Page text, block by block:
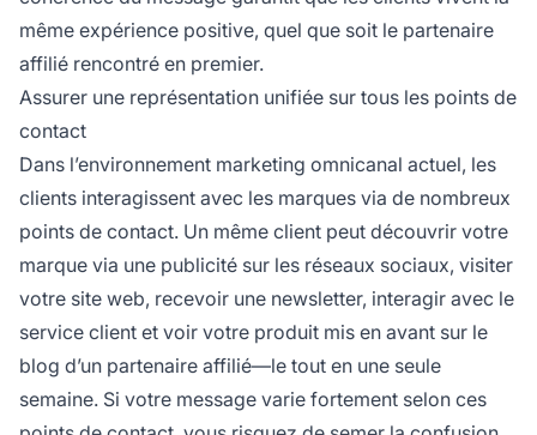
même expérience positive, quel que soit le partenaire
affilié rencontré en premier.
Assurer une représentation unifiée sur tous les points de
contact
Dans l’environnement marketing omnicanal actuel, les
clients interagissent avec les marques via de nombreux
points de contact. Un même client peut découvrir votre
marque via une publicité sur les réseaux sociaux, visiter
votre site web, recevoir une newsletter, interagir avec le
service client et voir votre produit mis en avant sur le
blog d’un partenaire affilié—le tout en une seule
semaine. Si votre message varie fortement selon ces